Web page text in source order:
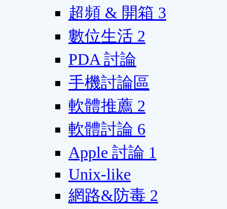
超頻 & 開箱 3
數位生活 2
PDA 討論
手機討論區
軟體推薦 2
軟體討論 6
Apple 討論 1
Unix-like
網路&防毒 2